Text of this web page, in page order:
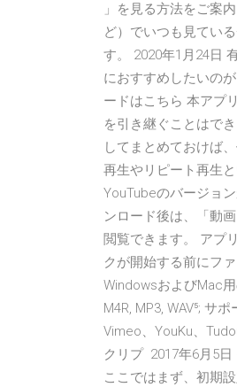
」を見る方法をご案
ど）でいつも見てい
す。 2020年1月24日
におすすめしたいの
ードはこちら 本アプ
を引き継ぐことはで
してまとめておけば
再生やリピート再生
YouTubeのバージョ
ンロード後は、「動
閲覧できます。 アプ
クが開始する前にフ
WindowsおよびMac
M4R, MP3, WAV⁵; サ
Vimeo、YouKu、
クリプ 2017年6月5日
ここではまず、初期